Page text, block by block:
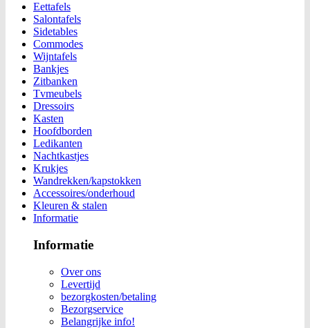
Eettafels
Salontafels
Sidetables
Commodes
Wijntafels
Bankjes
Zitbanken
Tvmeubels
Dressoirs
Kasten
Hoofdborden
Ledikanten
Nachtkastjes
Krukjes
Wandrekken/kapstokken
Accessoires/onderhoud
Kleuren & stalen
Informatie
Informatie
Over ons
Levertijd
bezorgkosten/betaling
Bezorgservice
Belangrijke info!